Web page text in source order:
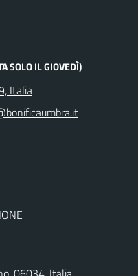
SOLO IL GIOVEDÌ)
Italia